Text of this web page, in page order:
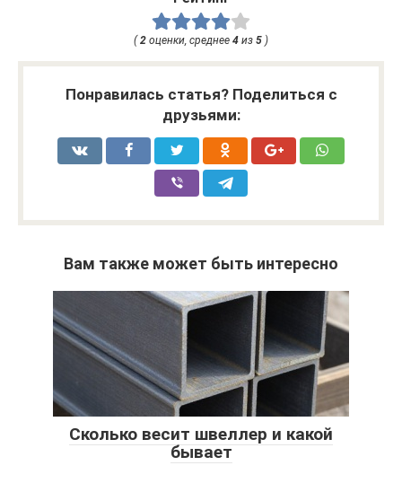
(2 оценки, среднее 4 из 5 )
Понравилась статья? Поделиться с
друзьями:
Вам также может быть интересно
Сколько весит швеллер и какой
бывает